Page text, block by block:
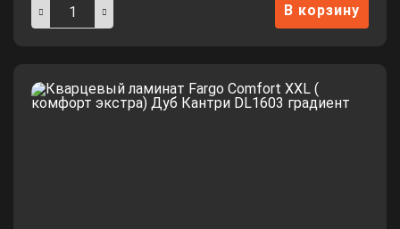
В корзину